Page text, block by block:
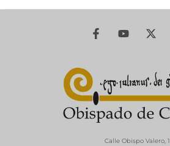
Calle Obispo Valero, 1